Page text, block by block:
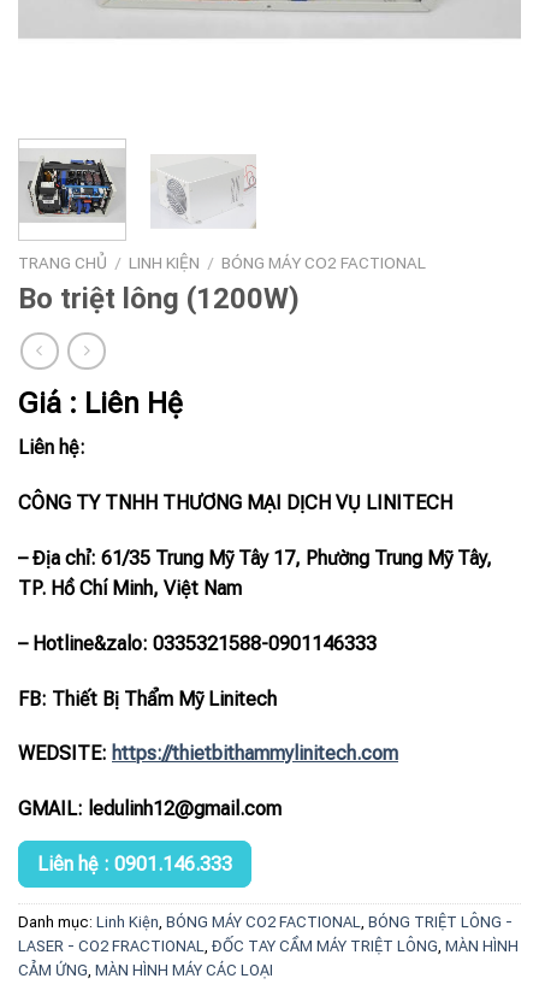
TRANG CHỦ / LINH KIỆN / BÓNG MÁY CO2 FACTIONAL
Bo triệt lông (1200W)
Giá : Liên Hệ
Liên hệ:
CÔNG TY TNHH THƯƠNG MẠI DỊCH VỤ LINITECH
– Địa chỉ: 61/35 Trung Mỹ Tây 17, Phường Trung Mỹ Tây,
TP. Hồ Chí Minh, Việt Nam
– Hotline&zalo: 0335321588-0901146333
FB: Thiết Bị Thẩm Mỹ Linitech
WEDSITE: https://thietbithammylinitech.com
GMAIL: ledulinh12@gmail.com
Liên hệ : 0901.146.333
Danh mục: Linh Kiện BÓNG MÁY CO2 FACTIONAL
BÓNG TRIỆT LÔNG -
LASER - CO2 FRACTIONAL
ĐỐC TAY CẦM MÁY TRIỆT LÔNG MÀN HÌNH
CẢM ỨNG MÀN HÌNH MÁY CÁC LOẠI